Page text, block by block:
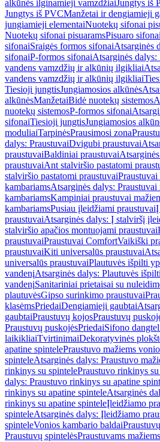
alkūnės ilginamieji vamzdžiaiJungtys iš
Jungtys iš PVCManžetai ir dengiamieji
jungiamieji elementaiNuotekų sifonai
Nuotekų sifonai pisuaramsPisuaro sifonai
sifonaiSraigės formos sifonaiAtsarginės
sifonaiP-formos sifonaiAtsarginės
vandens vamzdžių ir alkūnių ilgikliai
vandens vamzdžių ir alkūnių ilgikliai
Tiesioji jungtisJungiamosios alkūnės
alkūnėsManžetaiBidė nuotekų sistemos
nuotekų sistemosP-formos sifonai
sifonaiTiesioji jungtisJungiamosios
moduliaiTarpinėsPrausimosi zona
dalys: PraustuvaiDvigubi praustuvai
praustuvaiBaldiniai praustuvai
praustuvaiAnt stalviršio pastatomi
stalviršio pastatomi praustuvai
kambariamsAtsarginės dalys:
kambariamsKampiniai praustuvai
kambariamsPusiau įleidžiami praustuvaiĮ
praustuvaiAtsarginės dalys: Į stalviršį
stalviršio apačios montuojami praustuvai
praustuvaiPraustuvai ComfortVaikiški
praustuvaiKiti universalūs praustuvai
universalūs praustuvaiPlautuvės išpilti
vandenįAtsarginės dalys: Plautuvės
vandenįSanitariniai prietaisai su
plautuvėsGipso surinkimo praustuvai
klasėmsPriedaiDengiamieji gaubtai
gaubtaiPraustuvų kojosPraustuvų
Praustuvų puskojėsPriedaiSifono
laikikliaiTvirtinimaiDekoratyvinės
apatine spintelePraustuvo mažiems
spinteleAtsarginės dalys: Praustuvo
rinkinys su spintelePraustuvo rinkinys
dalys: Praustuvo rinkinys su apatine
rinkinys su apatine spinteleAtsarginės
rinkinys su apatine spinteleĮleidžiamo
spinteleAtsarginės dalys: Įleidžiamo
spinteleVonios kambario baldai
Praustuvų spintelėsPraustuvams